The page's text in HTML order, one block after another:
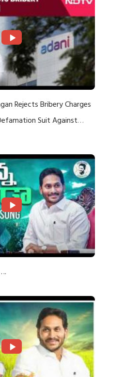
Rejects Bribery Charges
Suit Against